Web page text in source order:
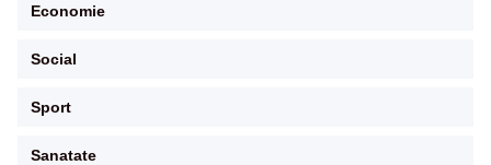
Economie
Social
Sport
Sanatate